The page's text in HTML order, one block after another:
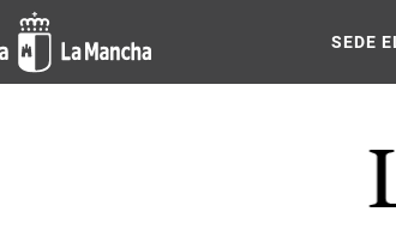
la región de SEDE